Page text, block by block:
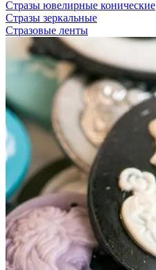
Стразы ювелирные конические
Стразы зеркальные
Стразовые ленты